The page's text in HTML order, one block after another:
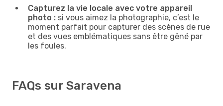
Capturez la vie locale avec votre appareil
photo : si vous aimez la photographie, c’est le
moment parfait pour capturer des scènes de rue
et des vues emblématiques sans être gêné par
les foules.
FAQs sur Saravena